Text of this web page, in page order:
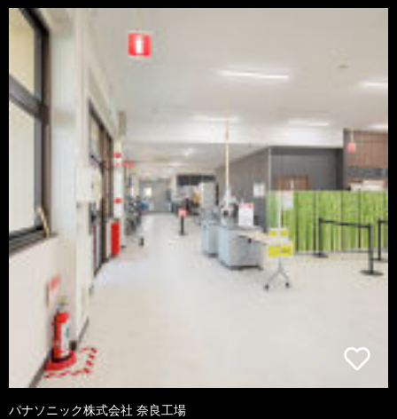
パナソニック株式会社 奈良工場